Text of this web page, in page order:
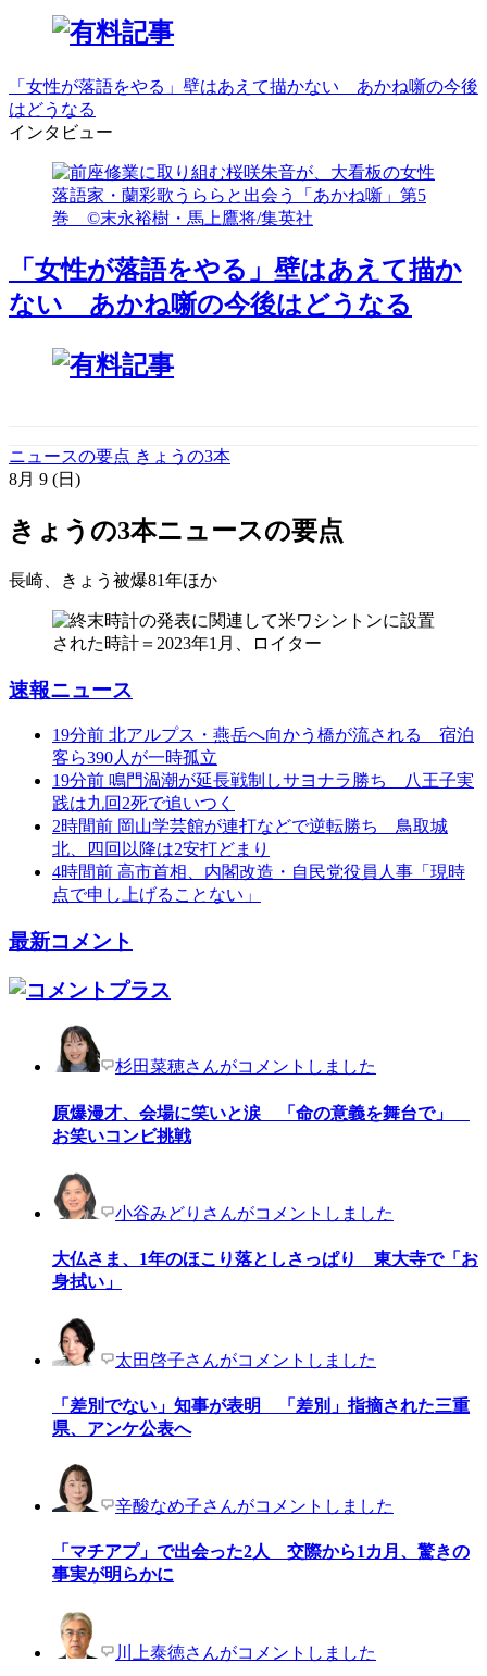
「女性が落語をやる」壁はあえて描かない あかね噺の今後
はどうなる
インタビュー
「女性が落語をやる」壁はあえて描か
ない あかね噺の今後はどうなる
ニュースの要点 きょうの3本
8月 9 (日)
きょうの3本ニュースの要点
長崎、きょう被爆81年ほか
速報ニュース
19分前 北アルプス・燕岳へ向かう橋が流される 宿泊
客ら390人が一時孤立
19分前 鳴門渦潮が延長戦制しサヨナラ勝ち 八王子実
践は九回2死で追いつく
2時間前 岡山学芸館が連打などで逆転勝ち 鳥取城
北、四回以降は2安打どまり
4時間前 高市首相、内閣改造・自民党役員人事「現時
点で申し上げることない」
最新コメント
杉田菜穂さんがコメントしました
原爆漫才、会場に笑いと涙 「命の意義を舞台で」
お笑いコンビ挑戦
小谷みどりさんがコメントしました
大仏さま、1年のほこり落としさっぱり 東大寺で「お
身拭い」
太田啓子さんがコメントしました
「差別でない」知事が表明 「差別」指摘された三重
県、アンケ公表へ
辛酸なめ子さんがコメントしました
「マチアプ」で出会った2人 交際から1カ月、驚きの
事実が明らかに
川上泰徳さんがコメントしました